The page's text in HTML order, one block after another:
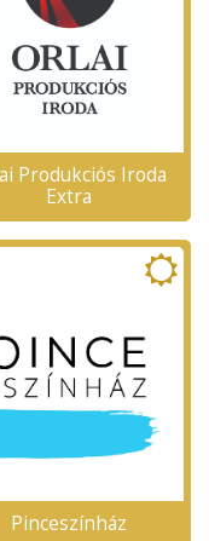
Produkciós Iroda
Extra
Pinceszínház